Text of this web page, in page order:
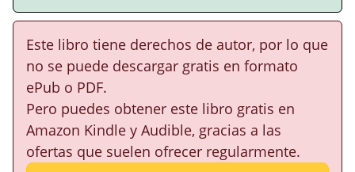
Este libro tiene derechos de autor, por lo que
no se puede descargar gratis en formato
ePub o PDF.
Pero puedes obtener este libro gratis en
Amazon Kindle y Audible, gracias a las
ofertas que suelen ofrecer regularmente.